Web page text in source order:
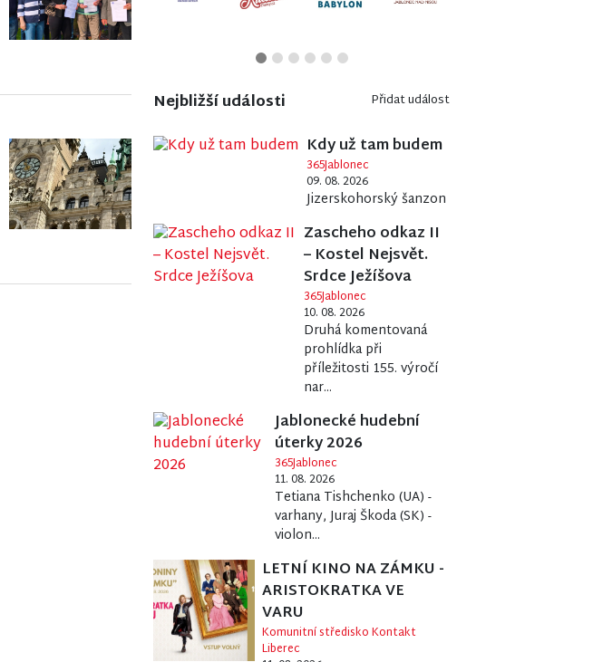
Nejbližší události Přidat událost
Kdy už tam budem
365Jablonec
09. 08. 2026
Jizerskohorský šanzon
Zascheho odkaz II
– Kostel Nejsvět.
Srdce Ježíšova
365Jablonec
10. 08. 2026
Druhá komentovaná
prohlídka při
příležitosti 155. výročí
nar...
Jablonecké hudební
úterky 2026
365Jablonec
11. 08. 2026
Tetiana Tishchenko (UA) -
varhany, Juraj Škoda (SK) -
violon...
LETNÍ KINO NA ZÁMKU -
ARISTOKRATKA VE
VARU
Komunitní středisko Kontakt
Liberec